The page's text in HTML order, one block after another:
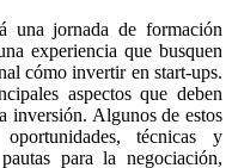
una jornada de formación
experiencia que busquen
cómo invertir en start-ups.
aspectos que deben
inversión. Algunos de estos
técnicas y
para la negociación,